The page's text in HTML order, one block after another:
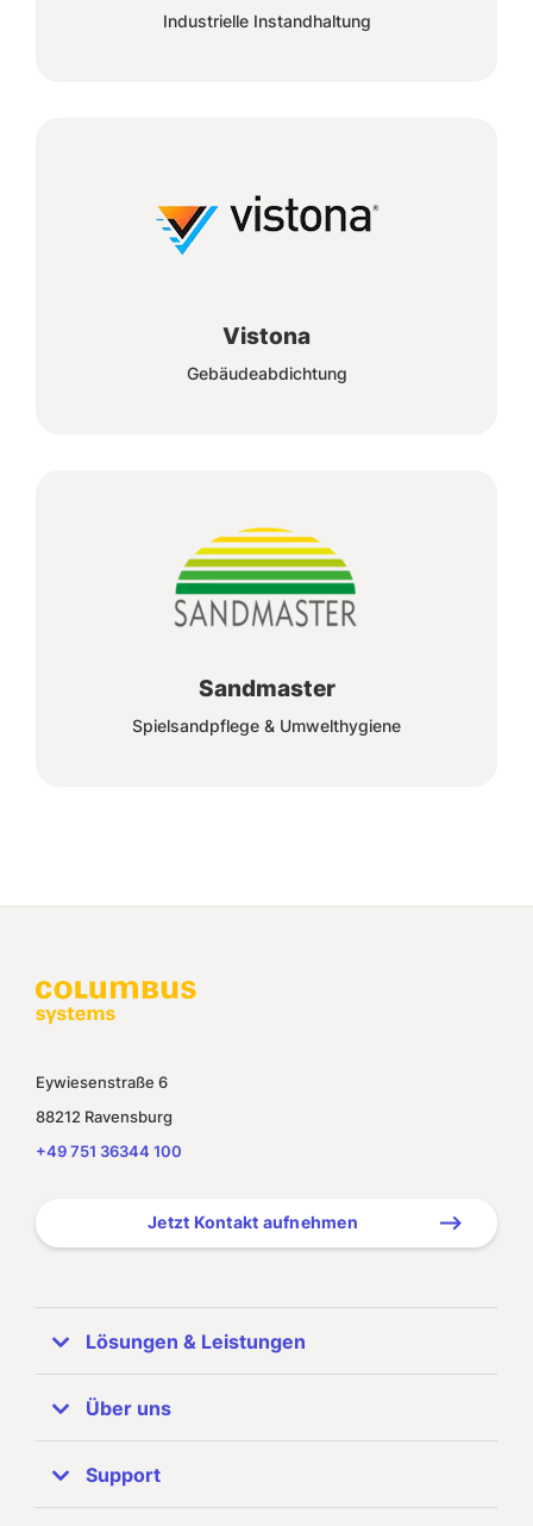
Industrielle Instandhaltung
Vistona
Gebäudeabdichtung
Sandmaster
Spielsandpflege & Umwelthygiene
Eywiesenstraße 6
88212 Ravensburg
+49 751 36344 100
Jetzt Kontakt aufnehmen
Lösungen & Leistungen
ERP Systeme
SAP Business One
Referenzen
Über uns
Unternehmen
SAP Partner
Support